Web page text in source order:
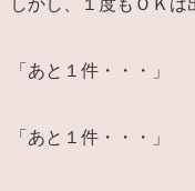
「あと１件・・・」
「あと１件・・・」